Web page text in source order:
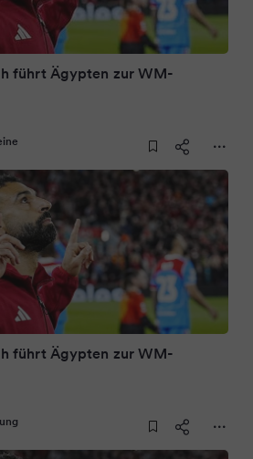
führt Ägypten zur WM-
führt Ägypten zur WM-